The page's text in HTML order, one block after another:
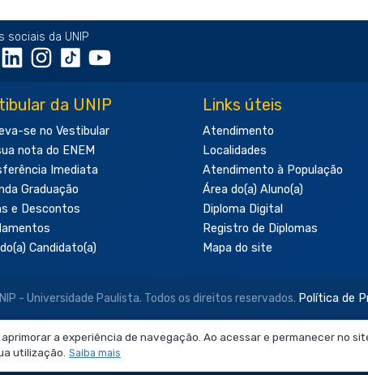
a experiência de navegação. Ao acessar e permanecer no
utilização. Saiba mais
sociais da UNIP
da UNIP
se no Vestibular
nota do ENEM
Imediata
Graduação
e Descontos
Candidato(a)
Links úteis
Atendimento
Localidades
Atendimento à População
Área do(a) Aluno(a)
Diploma Digital
Registro de Diplomas
Mapa do site
- Universidade Paulista. Todos os direitos reservados. Política de
neste site são de uso exclusivo institucional do Sistema de Ensino
utilização, edição ou compartilhamento sem autorização